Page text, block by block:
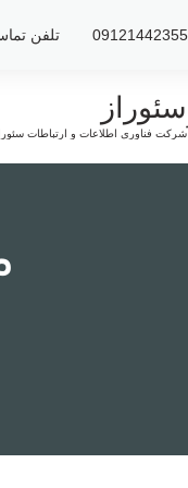
تلفن تماس : 79942 021 -
سئوراز
شرکت فناوری اطلاعات و ارتباطات